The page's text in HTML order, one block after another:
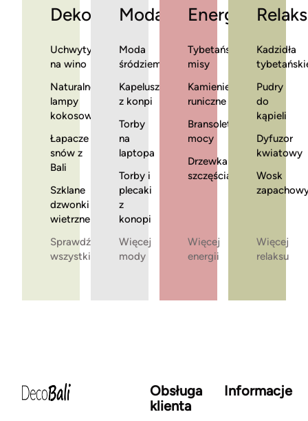
Dekoracje
Uchwyty
na wino
Naturalne
lampy
kokosowe
Łapacze
snów z
Bali
Szklane
dzwonki
wietrzne
Sprawdź
wszystkie
Moda
Moda
śródziemnomorska
Kapelusze
z konpi
Torby
na
laptopa
Torby i
plecaki
z
konopi
Więcej
mody
Energia
Tybetańskie
misy
Kamienie
runiczne
Bransoletki
mocy
Drzewka
szczęścia
Więcej
energii
Relaks
Kadzidła
Pudry
do
kąpieli
Dyfuzor
kwiatowy
Wosk
Więcej
relaksu
Obsługa
klienta
Informacje